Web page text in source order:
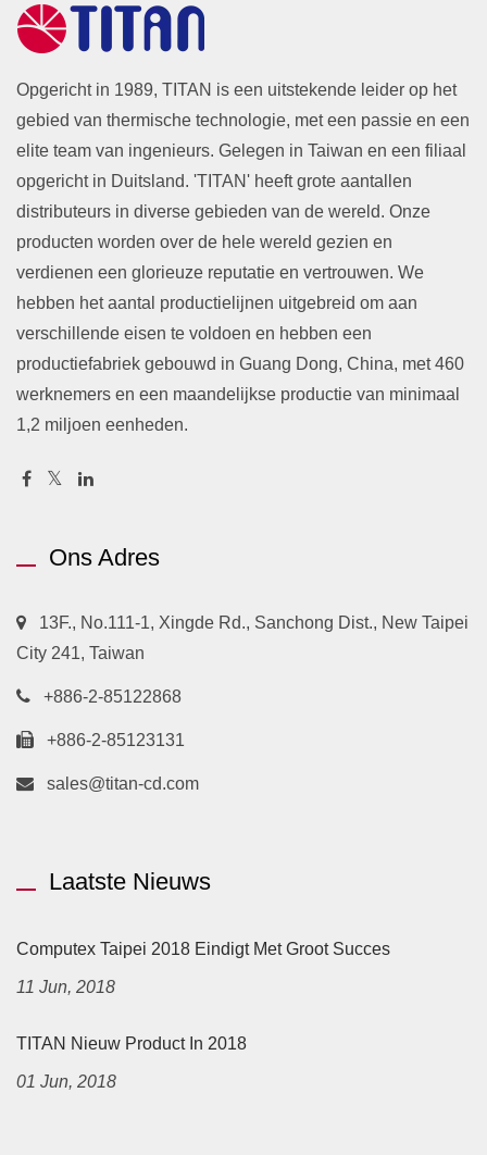
Opgericht in 1989, TITAN is een uitstekende leider op het
gebied van thermische technologie, met een passie en een
elite team van ingenieurs. Gelegen in Taiwan en een filiaal
opgericht in Duitsland. 'TITAN' heeft grote aantallen
distributeurs in diverse gebieden van de wereld. Onze
producten worden over de hele wereld gezien en
verdienen een glorieuze reputatie en vertrouwen. We
hebben het aantal productielijnen uitgebreid om aan
verschillende eisen te voldoen en hebben een
productiefabriek gebouwd in Guang Dong, China, met 460
werknemers en een maandelijkse productie van minimaal
1,2 miljoen eenheden.
Ons Adres
13F., No.111-1, Xingde Rd., Sanchong Dist., New Taipei
City 241, Taiwan
+886-2-85122868
+886-2-85123131
sales@titan-cd.com
Laatste Nieuws
Computex Taipei 2018 Eindigt Met Groot Succes
11 Jun, 2018
TITAN Nieuw Product In 2018
01 Jun, 2018